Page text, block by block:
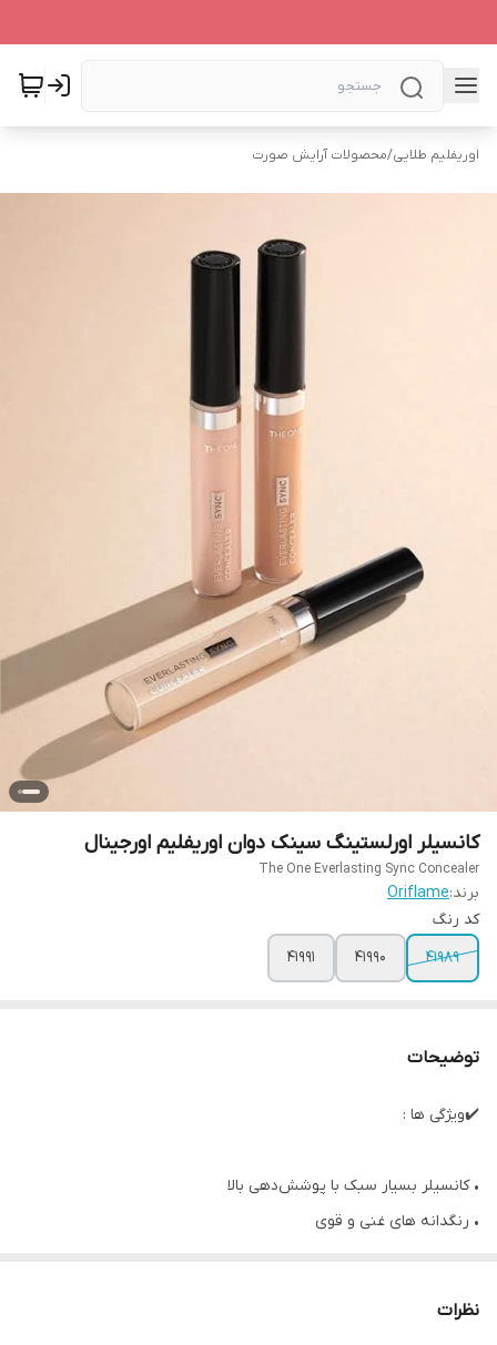
اوریفلیم طلایی/محصولات آرایش صورت
کانسیلر اورلستینگ سینک دوان اوریفلیم اورجینال
The One Everlasting Sync Concealer
برند:Oriflame
کد رنگ
41989
41990
41991
توضیحات
✔️ویژگی ها :
• کانسیلر بسیار سبک با پوشش‌دهی بالا
• رنگدانه های غنی و قوی
نظرات